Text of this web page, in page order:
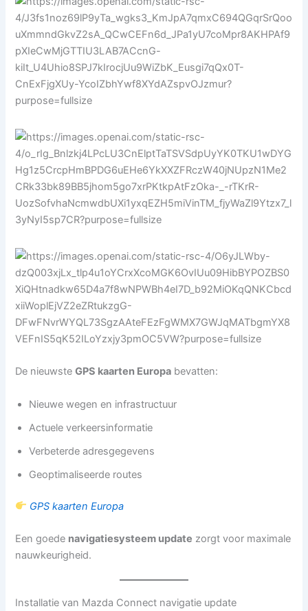
De nieuwsteGPS kaarten Europa bevatten:
Nieuwe wegen en infrastructuur
Actuele verkeersinformatie
Verbeterde adresgegevens
Geoptimaliseerde routes
GPS kaarten Europa
Een goede navigatiesysteem update zorgt voor maximale
nauwkeurigheid.
Installatie van Mazda Connect navigatie update